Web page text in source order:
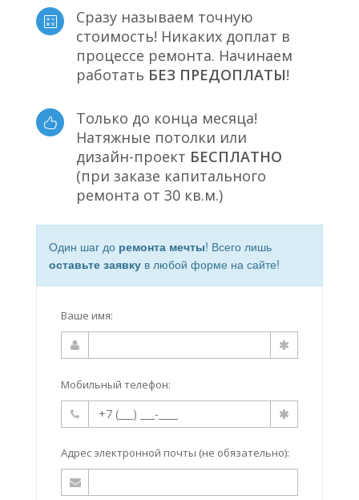
Сразу называем точную
стоимость! Никаких доплат в
процессе ремонта. Начинаем
работать БЕЗ ПРЕДОПЛАТЫ!
Только до конца месяца!
Натяжные потолки или
дизайн-проект БЕСПЛАТНО
(при заказе капитального
ремонта от 30 кв.м.)
Один шаг до ремонта мечты! Всего лишь
оставьте заявку в любой форме на сайте!
Ваше имя:
Мобильный телефон:
Адрес электронной почты (не обязательно):